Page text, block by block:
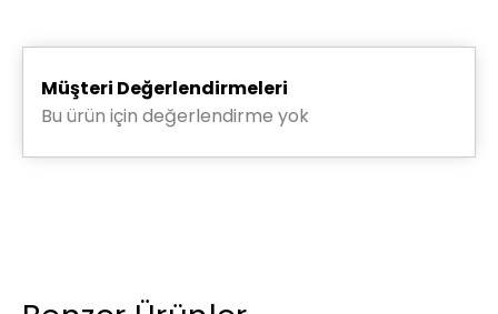
Saat 15.30'a kadar verilen siparişleriniz
Diğer saatlerde verilen siparişleriniz ertesi iş günü kargoya
verilir.
Müşteri Değerlendirmeleri
Bu ürün için değerlendirme yok